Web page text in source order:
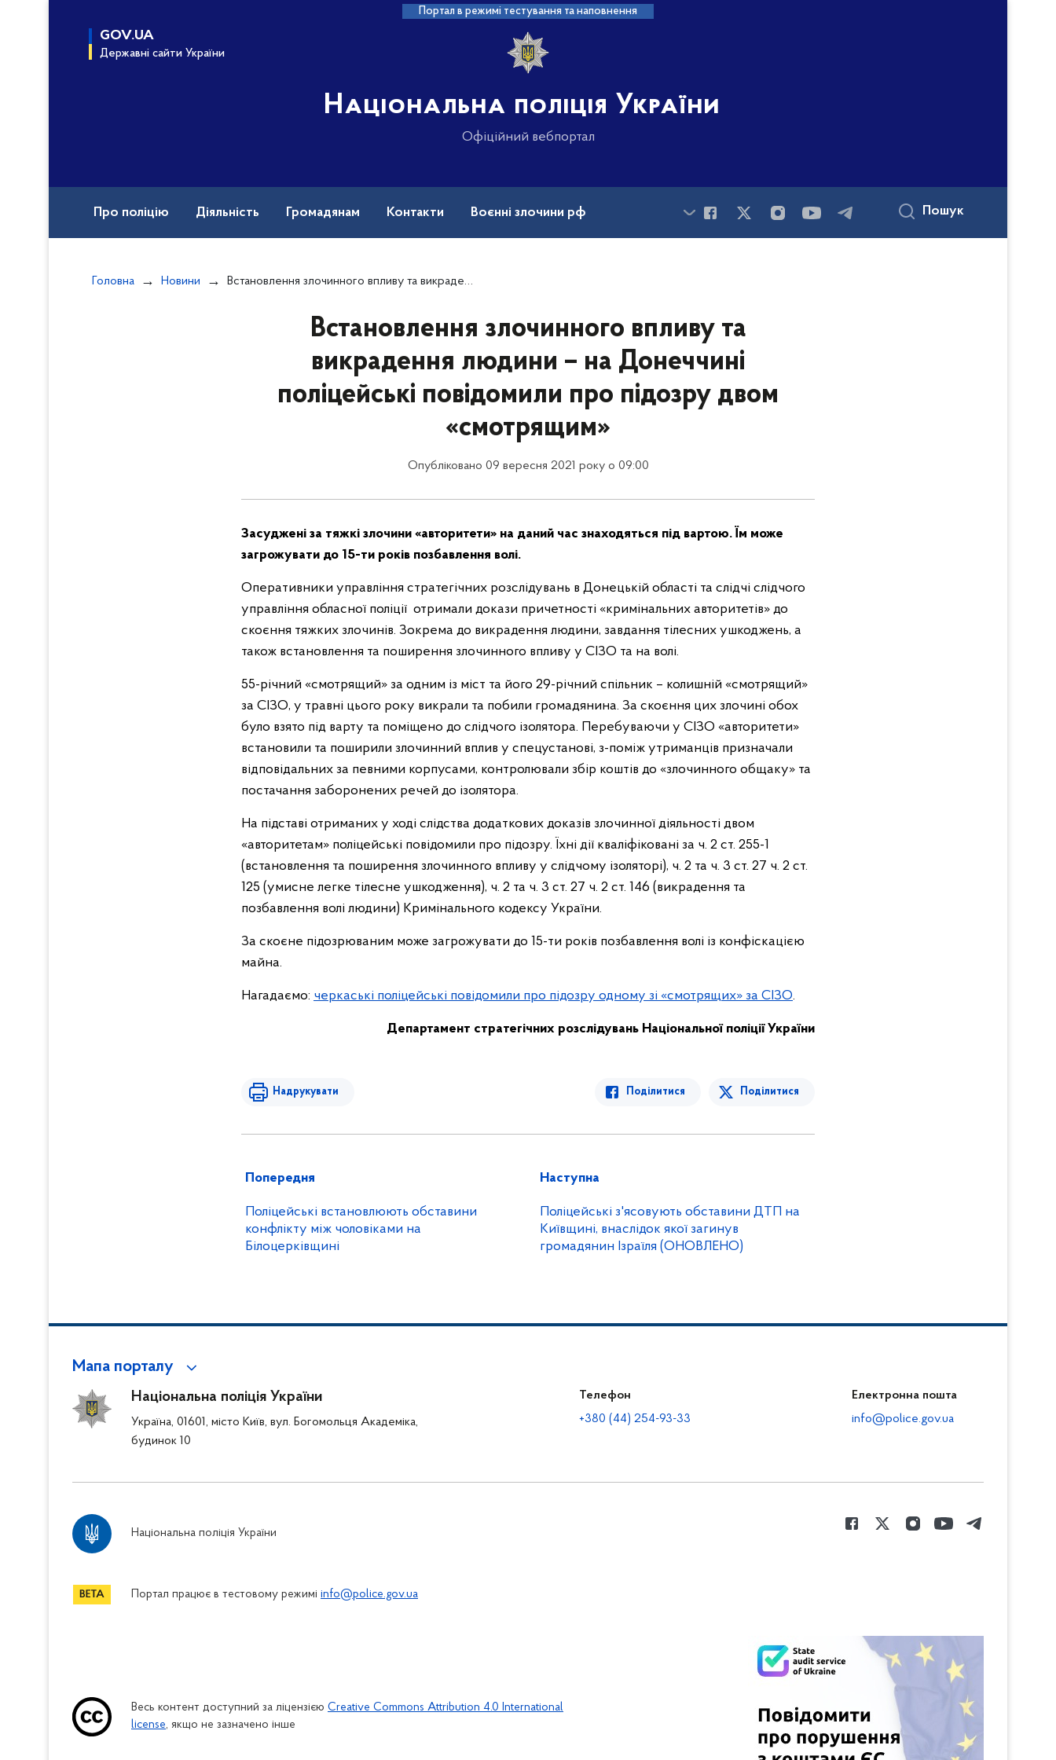
Портал в режимі тестування та наповнення
GOV.UA
Державні сайти України
Національна поліція України
Офіційний вебпортал
Про поліцію Діяльність Громадянам Контакти Воєнні злочини рф Пошук
Головна Новини Встановлення злочинного впливу та викрадення людини – на Донеччині поліцейські повідомили про підозру двом «смотрящим»
Встановлення злочинного впливу та
викрадення людини – на Донеччині
поліцейські повідомили про підозру двом
«смотрящим»
Опубліковано 09 вересня 2021 року о 09:00
Засуджені за тяжкі злочини «авторитети» на даний час знаходяться під вартою. Їм може
загрожувати до 15-ти років позбавлення волі.
Оперативники управління стратегічних розслідувань в Донецькій області та слідчі слідчого
управління обласної поліції отримали докази причетності «кримінальних авторитетів» до
скоєння тяжких злочинів. Зокрема до викрадення людини, завдання тілесних ушкоджень, а
також встановлення та поширення злочинного впливу у СІЗО та на волі.
55-річний «смотрящий» за одним із міст та його 29-річний спільник – колишній «смотрящий»
за СІЗО, у травні цього року викрали та побили громадянина. За скоєння цих злочині обох
було взято під варту та поміщено до слідчого ізолятора. Перебуваючи у СІЗО «авторитети»
встановили та поширили злочинний вплив у спецустанові, з-поміж утриманців призначали
відповідальних за певними корпусами, контролювали збір коштів до «злочинного общаку» та
постачання заборонених речей до ізолятора.
На підставі отриманих у ході слідства додаткових доказів злочинної діяльності двом
«авторитетам» поліцейські повідомили про підозру. Їхні дії кваліфіковані за ч. 2 ст. 255-1
(встановлення та поширення злочинного впливу у слідчому ізоляторі), ч. 2 та ч. 3 ст. 27 ч. 2 ст.
125 (умисне легке тілесне ушкодження), ч. 2 та ч. 3 ст. 27 ч. 2 ст. 146 (викрадення та
позбавлення волі людини) Кримінального кодексу України.
За скоєне підозрюваним може загрожувати до 15-ти років позбавлення волі із конфіскацією
майна.
Нагадаємо: черкаські поліцейські повідомили про підозру одному зі «смотрящих» за СІЗО.
Департамент стратегічних розслідувань Національної поліції України
Надрукувати Поділитися Поділитися
Попередня
Поліцейські встановлюють обставини
конфлікту між чоловіками на
Білоцерківщині
Наступна
Поліцейські з'ясовують обставини ДТП на
Київщині, внаслідок якої загинув
громадянин Ізраїля (ОНОВЛЕНО)
Мапа порталу
Національна поліція України
Україна, 01601, місто Київ, вул. Богомольця Академіка,
будинок 10
Телефон
+380 (44) 254-93-33
Електронна пошта
info@police.gov.ua
Національна поліція України
Портал працює в тестовому режимі info@police.gov.ua
Весь контент доступний за ліцензією Creative Commons Attribution 4.0 International
license, якщо не зазначено інше